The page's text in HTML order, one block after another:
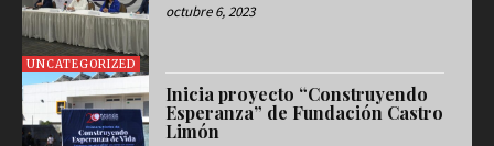
UNCATEGORIZED
octubre 6, 2023
Inicia proyecto “Construyendo
Esperanza” de Fundación Castro
Limón